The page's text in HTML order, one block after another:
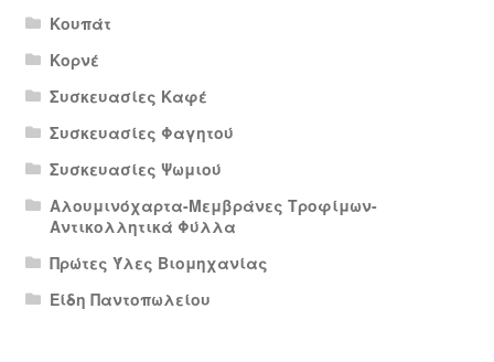
Κουπάτ
Κορνέ
Συσκευασίες Καφέ
Συσκευασίες Φαγητού
Συσκευασίες Ψωμιού
Αλουμινόχαρτα-Μεμβράνες Τροφίμων-
Αντικολλητικά Φύλλα
Πρώτες Ύλες Βιομηχανίας
Είδη Παντοπωλείου